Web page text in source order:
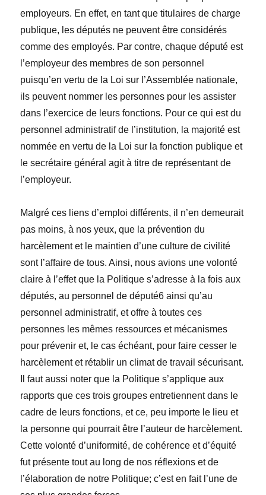
employeurs. En effet, en tant que titulaires de charge
publique, les députés ne peuvent être considérés
comme des employés. Par contre, chaque député est
l’employeur des membres de son personnel
puisqu’en vertu de la Loi sur l’Assemblée nationale,
ils peuvent nommer les personnes pour les assister
dans l’exercice de leurs fonctions. Pour ce qui est du
personnel administratif de l’institution, la majorité est
nommée en vertu de la Loi sur la fonction publique et
le secrétaire général agit à titre de représentant de
l’employeur.
Malgré ces liens d’emploi différents, il n’en demeurait
pas moins, à nos yeux, que la prévention du
harcèlement et le maintien d’une culture de civilité
sont l’affaire de tous. Ainsi, nous avions une volonté
claire à l’effet que la Politique s’adresse à la fois aux
députés, au personnel de député6 ainsi qu’au
personnel administratif, et offre à toutes ces
personnes les mêmes ressources et mécanismes
pour prévenir et, le cas échéant, pour faire cesser le
harcèlement et rétablir un climat de travail sécurisant.
Il faut aussi noter que la Politique s’applique aux
rapports que ces trois groupes entretiennent dans le
cadre de leurs fonctions, et ce, peu importe le lieu et
la personne qui pourrait être l’auteur de harcèlement.
Cette volonté d’uniformité, de cohérence et d’équité
fut présente tout au long de nos réflexions et de
l’élaboration de notre Politique; c’est en fait l’une de